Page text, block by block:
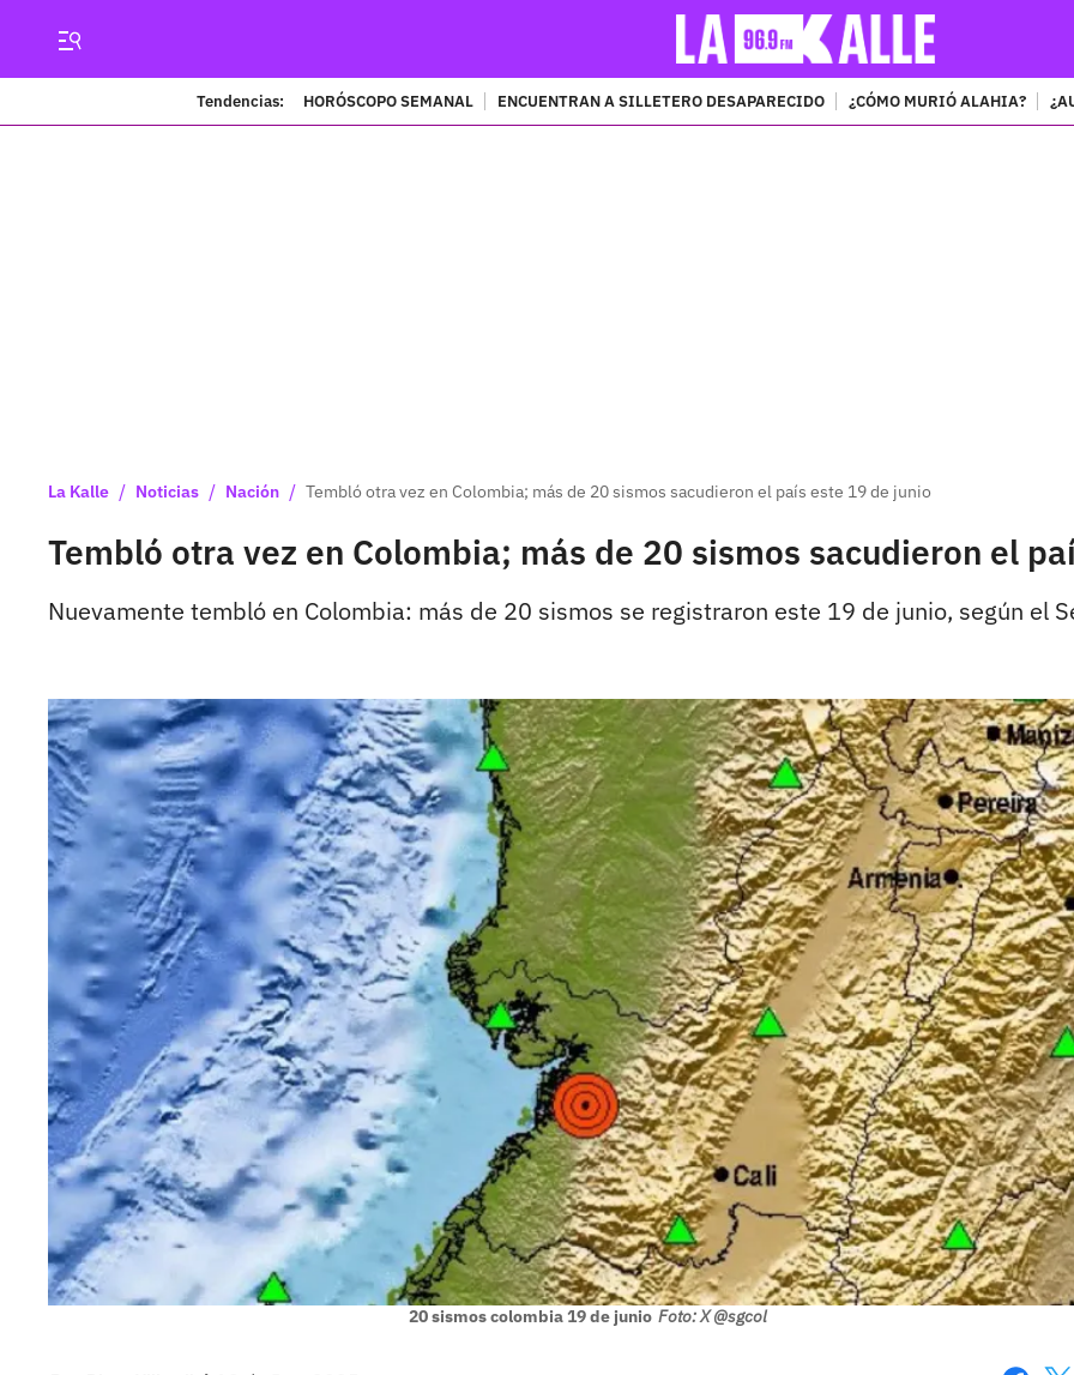
Tendencias: HORÓSCOPO SEMANAL ENCUENTRAN A SILLETERO DESAPARECIDO ¿CÓMO MURIÓ ALAHIA?
La Kalle / Noticias / Nación / Tembló otra vez en Colombia; más de 20 sismos sacudieron el país este 19 de junio
Tembló otra vez en Colombia; más de 20 sismos sacudieron el
Nuevamente tembló en Colombia: más de 20 sismos se registraron este 19 de junio, según el
20 sismos colombia 19 de junio Foto: X @sgcol